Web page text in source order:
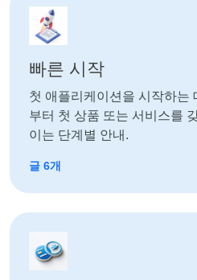
빠른 시작
첫 애플리케이션을 시작하는
부터 첫 상품 또는 서비스를
이는 단계별 안내.
글 6개